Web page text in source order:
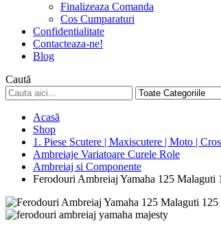
Finalizeaza Comanda
Cos Cumparaturi
Confidentialitate
Contacteaza-ne!
Blog
Caută
Acasă
Shop
1. Piese Scutere | Maxiscutere | Moto |
Ambreiaje Variatoare Curele Role
Ambreiaj si Componente
Ferodouri Ambreiaj Yamaha 125